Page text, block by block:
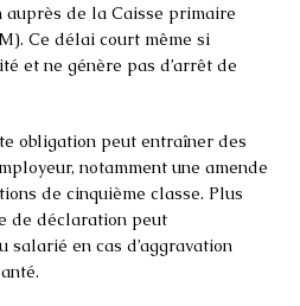
de la Caisse primaire
Ce délai court même si
et ne génère pas d’arrêt de
obligation peut entraîner des
notamment une amende
de cinquième classe. Plus
de déclaration peut
en cas d’aggravation